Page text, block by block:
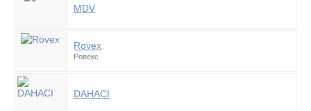
MDV
Rovex
Ровекс
DAHACI